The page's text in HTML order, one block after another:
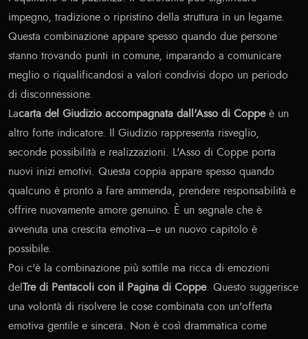
impegno, tradizione o ripristino della struttura in un legame.
Questa combinazione appare spesso quando due persone
stanno trovando punti in comune, imparando a comunicare
meglio o riqualificandosi a valori condivisi dopo un periodo
di disconnessione.
Lacarta del Giudizio accompagnata dall'Asso di Coppeè un
altro forte indicatore. Il Giudizio rappresenta risveglio,
seconde possibilità e realizzazioni. L'Asso di Coppe porta
nuovi inizi emotivi. Questa coppia appare spesso quando
qualcuno è pronto a fare ammenda, prendere responsabilità e
offrire nuovamente amore genuino. È un segnale che è
avvenuta una crescita emotiva—e un nuovo capitolo è
possibile.
Poi c'è la combinazione più sottile ma ricca di emozioni
del Tre di Pentacoli con il Pagina di Coppe. Questo suggerisce
una volontà di risolvere le cose combinata con un'offerta
emotiva gentile e sincera. Non è così drammatica come